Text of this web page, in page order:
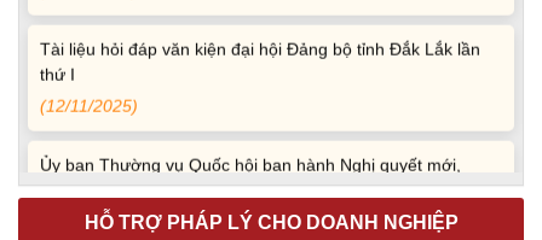
Tài liệu hỏi đáp văn kiện đại hội Đảng bộ tỉnh Đắk Lắk lần
Ủy ban Thường vụ Quốc hội ban hành Nghị quyết mới,
hoàn thiện quy trình bầu cử
(30/10/2025)
HỖ TRỢ PHÁP LÝ CHO DOANH NGHIỆP